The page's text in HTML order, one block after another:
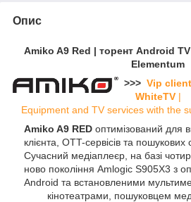
Опис
Amiko A9 Red | торент Android TV
Elementum
>>> Vip client
WhiteTV|
Equipment and TV services with the
Amiko A9 RED оптимізований для
клієнта, OTT-сервісів та пошукових
Сучасний медіаплеєр, на базі
ново покоління Amlogic S905X3 з
Android та встановленими
кінотеатрами, пошуковцем